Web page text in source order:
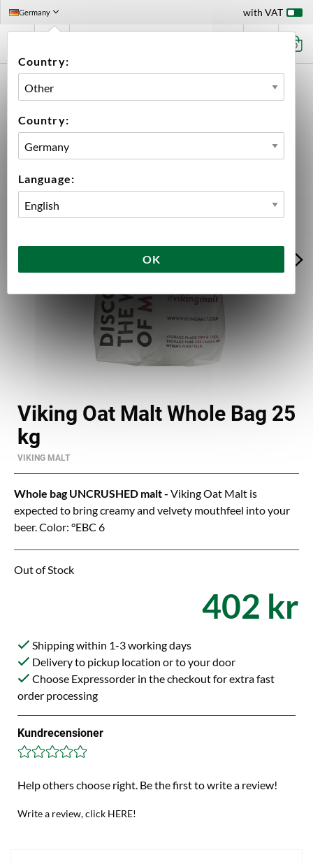
Germany
Country:
Country:
Language:
OK
with VAT
0
VIKING OAT MALT WHOLE BAG 25 KG
Viking Oat Malt Whole Bag 25
kg
VIKING MALT
Whole bag UNCRUSHED malt - Viking Oat Malt is
expected to bring creamy and velvety mouthfeel into your
beer. Color: °EBC 6
Out of Stock
402 kr
Shipping within 1-3 working days
Delivery to pickup location or to your door
Choose Expressorder in the checkout for extra fast
order processing
Kundrecensioner
Help others choose right. Be the first to write a review!
Write a review, click HERE!